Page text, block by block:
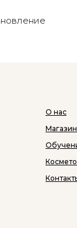
О нас
Магазин